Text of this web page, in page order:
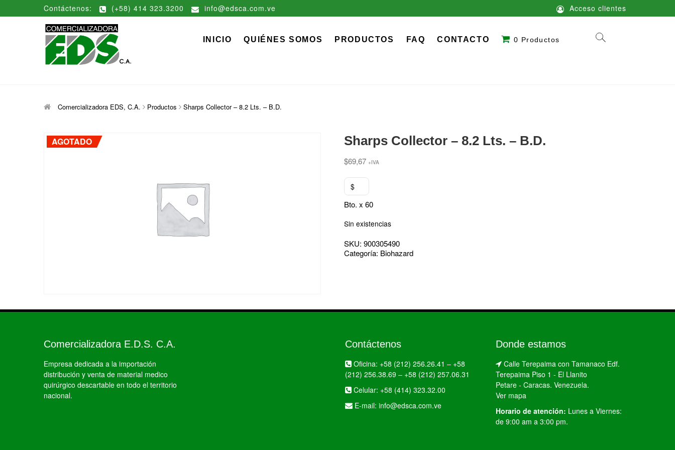
Contáctenos: (+58) 414 323.3200 info@edsca.com.ve Acceso clientes
Comercializadora EDS, C.A.
INICIO QUIÉNES SOMOS PRODUCTOS FAQ CONTACTO 0 Productos
Comercializadora EDS, C.A. Productos Sharps Collector – 8.2 Lts. – B.D.
AGOTADO Sharps Collector – 8.2 Lts. – B.D.
$69,67 +IVA
$
Bto. x 60
Sin existencias
SKU: 900305490
Categoría: Biohazard
Comercializadora E.D.S. C.A.
Empresa dedicada a la importación
distribución y venta de material medico
quirúrgico descartable en todo el territorio
nacional.
Contáctenos
Oficina: +58 (212) 256.26.41 – +58
(212) 256.38.69 – +58 (212) 257.06.31
Celular: +58 (414) 323.32.00
E-mail: info@edsca.com.ve
Donde estamos
Calle Terepaima con Tamanaco Edf.
Terepaima Piso 1 - El Llanito
Petare - Caracas. Venezuela.
Ver mapa
Horario de atención: Lunes a Viernes:
de 9:00 am a 3:00 pm.